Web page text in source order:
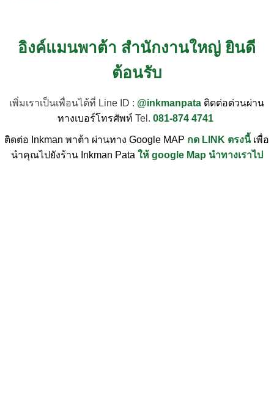
อิงค์แมนพาต้า สำนักงานใหญ่ ยินดี
ต้อนรับ
เพิ่มเราเป็นเพื่อนได้ที่ Line ID : @inkmanpata ติดต่อด่วนผ่าน
ทางเบอร์โทรศัพท์Tel. 081-874 4741
ติดต่อ Inkman พาต้า ผ่านทาง Google MAP กด LINK ตรงนี้เพื่อ
นำคุณไปยังร้าน Inkman Pata ให้ google Map นำทางเราไป